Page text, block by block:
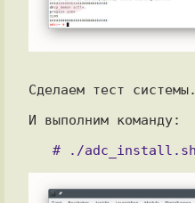
Сделаем тест системы.
И выполним команду: